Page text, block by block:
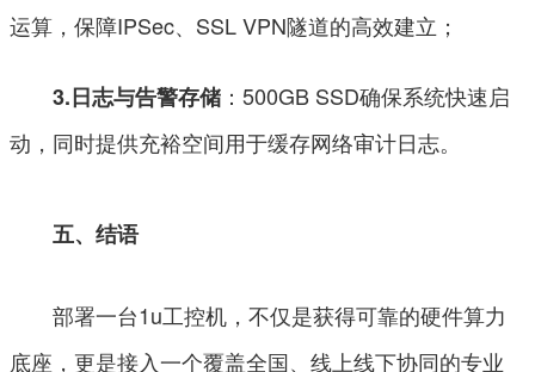
运算，保障IPSec、SSL VPN隧道的高效建立；
3.日志与告警存储 ：500GB SSD确保系统快速启
动，同时提供充裕空间用于缓存网络审计日志。
五、结语
部署一台1u工控机，不仅是获得可靠的硬件算力
底座，更是接入一个覆盖全国、线上线下协同的专业